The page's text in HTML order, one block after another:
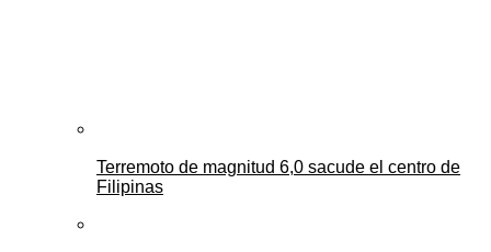
Terremoto de magnitud 6,0 sacude el centro de
Filipinas